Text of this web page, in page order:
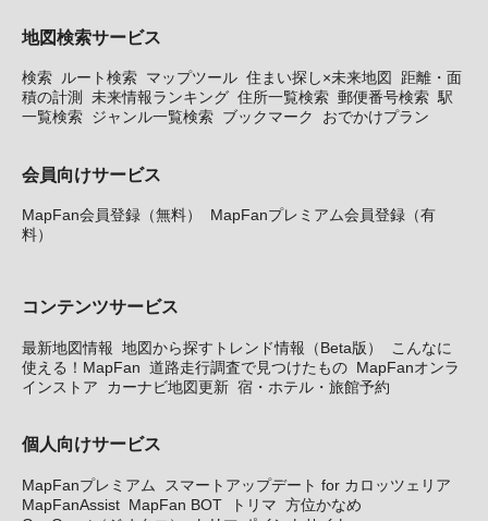
地図検索サービス
検索 ルート検索 マップツール 住まい探し×未来地図
距離・面
積の計測
未来情報ランキング 住所一覧検索 郵便番号検索 駅
一覧検索 ジャンル一覧検索 ブックマーク おでかけプラン
会員向けサービス
MapFan会員登録（無料）
MapFanプレミアム会員登録（有
料）
コンテンツサービス
最新地図情報 地図から探すトレンド情報（Beta版）
こんなに
使える！MapFan 道路走行調査で見つけたもの MapFanオンラ
インストア
カーナビ地図更新 宿・ホテル・旅館予約
個人向けサービス
MapFanプレミアム
スマートアップデート for カロッツェリア
MapFanAssist MapFan BOT トリマ 方位かなめ